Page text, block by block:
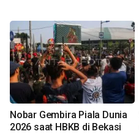
Nobar Gembira Piala Dunia
2026 saat HBKB di Bekasi